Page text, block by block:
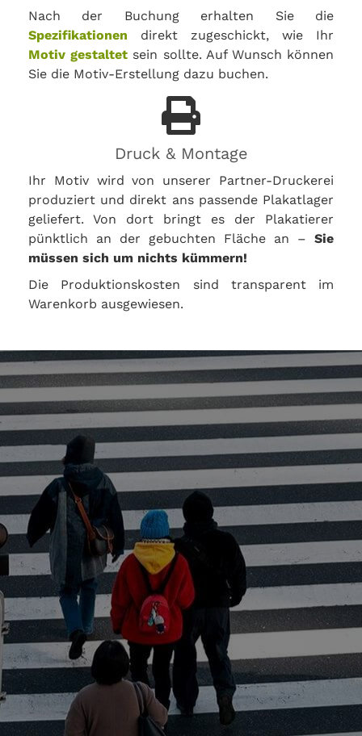
Nach der Buchung erhalten Sie die
Spezifikationen direkt zugeschickt, wie Ihr
Motiv gestaltet sein sollte. Auf Wunsch können
Sie die Motiv-Erstellung dazu buchen.
Druck & Montage
Ihr Motiv wird von unserer Partner-Druckerei
produziert und direkt ans passende Plakatlager
geliefert. Von dort bringt es der Plakatierer
pünktlich an der gebuchten Fläche an – Sie
müssen sich um nichts kümmern!
Die Produktionskosten sind transparent im
Warenkorb ausgewiesen.